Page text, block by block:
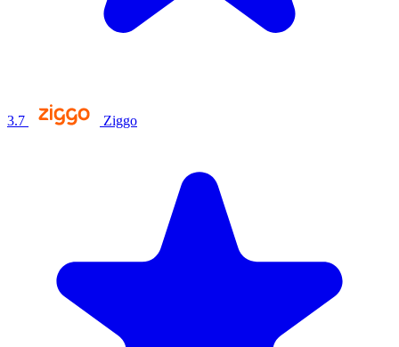
3.7 Ziggo